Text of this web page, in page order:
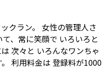
クラン。 女性の管理人さ
、常に笑顔で いろいろと
次々と いろんなワンちゃ
利用料金は 登録料が1000